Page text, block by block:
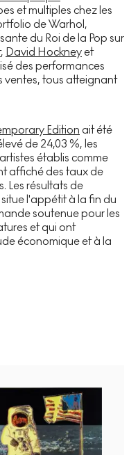
et multiples chez les
de Warhol,
du Roi de la Pop sur
, David Hockney et
des performances
ventes, tous atteignant
Edition ait été
de 24,03 %, les
établis comme
affiché des taux de
Les résultats de
l'appétit à la fin du
soutenue pour les
et qui ont
économique et à la